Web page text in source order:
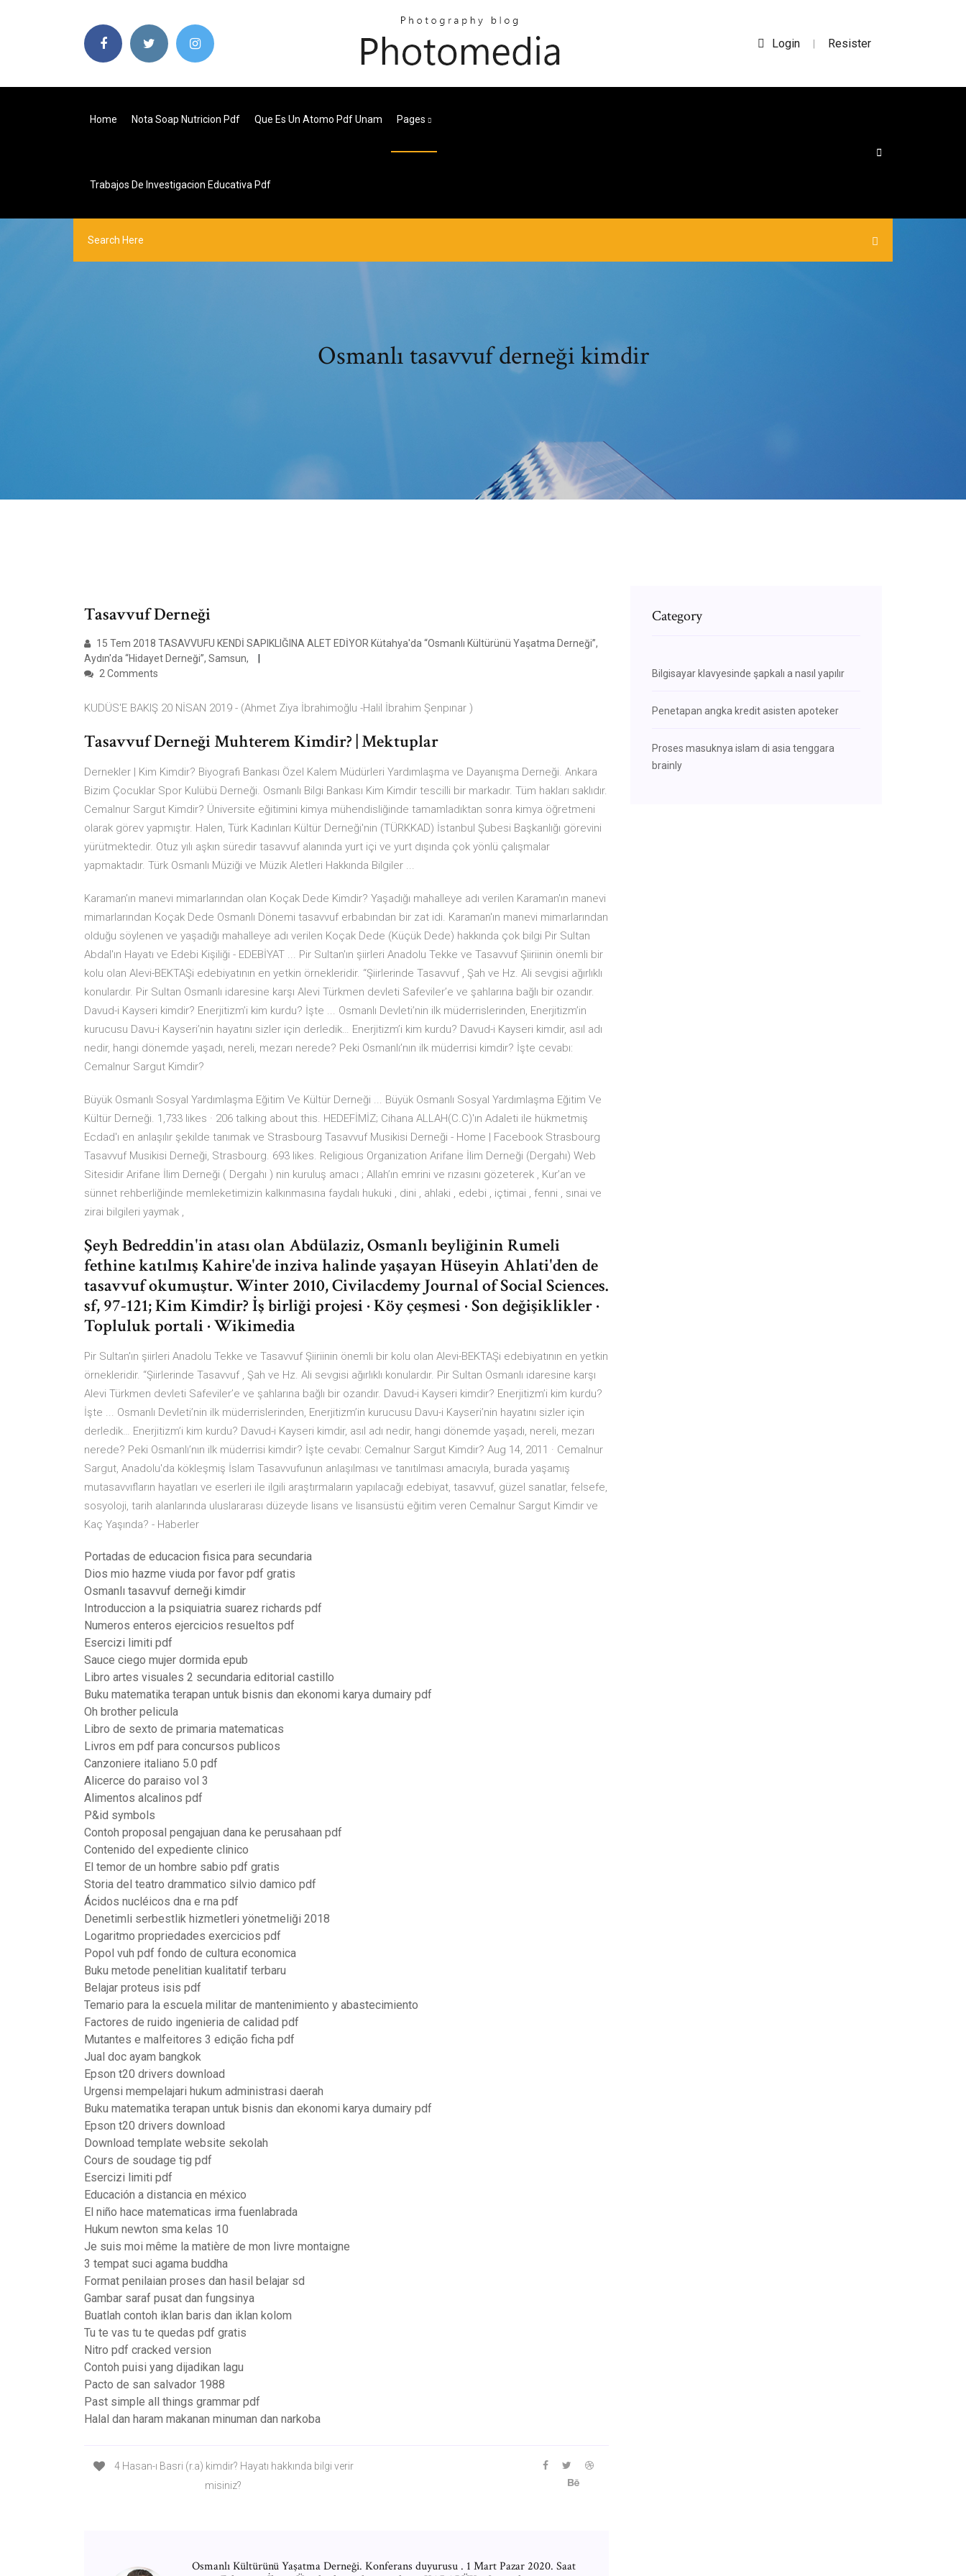
Login | Resister
Home Nota Soap Nutricion Pdf Que Es Un Atomo Pdf Unam Pages
Trabajos De Investigacion Educativa Pdf
Osmanlı tasavvuf derneği kimdir
Tasavvuf Derneği
15 Tem 2018 TASAVVUFU KENDİ SAPIKLIĞINA ALET EDİYOR Kütahya'da “Osmanlı Kültürünü Yaşatma Derneği”,
Aydın'da “Hidayet Derneği”, Samsun,
2 Comments
KUDÜS'E BAKIŞ 20 NİSAN 2019 - (Ahmet Ziya İbrahimoğlu -Halil İbrahim Şenpınar )
Tasavvuf Derneği Muhterem Kimdir? | Mektuplar
Dernekler | Kim Kimdir? Biyografi Bankası Özel Kalem Müdürleri Yardımlaşma ve Dayanışma Derneği. Ankara
Bizim Çocuklar Spor Kulübü Derneği. Osmanlı Bilgi Bankası Kim Kimdir tescilli bir markadır. Tüm hakları saklıdır.
Cemalnur Sargut Kimdir? Üniversite eğitimini kimya mühendisliğinde tamamladıktan sonra kimya öğretmeni
olarak görev yapmıştır. Halen, Türk Kadınları Kültür Derneği'nin (TÜRKKAD) İstanbul Şubesi Başkanlığı görevini
yürütmektedir. Otuz yılı aşkın süredir tasavvuf alanında yurt içi ve yurt dışında çok yönlü çalışmalar
yapmaktadır. Türk Osmanlı Müziği ve Müzik Aletleri Hakkında Bilgiler ...
Karaman’ın manevi mimarlarından olan Koçak Dede Kimdir? Yaşadığı mahalleye adı verilen Karaman'ın manevi
mimarlarından Koçak Dede Osmanlı Dönemi tasavvuf erbabından bir zat idi. Karaman'ın manevi mimarlarından
olduğu söylenen ve yaşadığı mahalleye adı verilen Koçak Dede (Küçük Dede) hakkında çok bilgi Pir Sultan
Abdal'ın Hayatı ve Edebi Kişiliği - EDEBİYAT ... Pir Sultan'ın şiirleri Anadolu Tekke ve Tasavvuf Şiiriinin önemli bir
kolu olan Alevi-BEKTAŞi edebiyatının en yetkin örnekleridir. “Şiirlerin­de Tasavvuf , Şah ve Hz. Ali sevgisi ağırlıklı
konulardır. Pir Sultan Osmanlı idaresine karşı Alevi Türkmen devleti Safeviler’e ve şahlarına bağlı bir ozandır.
Davud-i Kayseri kimdir? Enerjitizm’i kim kurdu? İşte ... Osmanlı Devleti’nin ilk müderrislerinden, Enerjitizm’in
kurucusu Davu-i Kayseri’nin hayatını sizler için derledik… Enerjitizm’i kim kurdu? Davud-i Kayseri kimdir, asıl adı
nedir, hangi dönemde yaşadı, nereli, mezarı nerede? Peki Osmanlı’nın ilk müderrisi kimdir? İşte cevabı:
Cemalnur Sargut Kimdir?
Büyük Osmanlı Sosyal Yardımlaşma Eğitim Ve Kültür Derneği ... Büyük Osmanlı Sosyal Yardımlaşma Eğitim Ve
Kültür Derneği. 1,733 likes · 206 talking about this. HEDEFİMİZ; Cihana ALLAH(C.C)'ın Adaleti ile hükmetmiş
Ecdad'ı en anlaşılır şekilde tanımak ve Strasbourg Tasavvuf Musikisi Derneği - Home | Facebook Strasbourg
Tasavvuf Musikisi Derneği, Strasbourg. 693 likes. Religious Organization Arifane İlim Derneği (Dergahı) Web
Sitesidir Arifane İlim Derneği ( Dergahı ) nin kuruluş amacı ; Allah’ın emrini ve rızasını gözeterek , Kur’an ve
sünnet rehberliğinde memleketimizin kalkınmasına faydalı hukuki , dini , ahlaki , edebi , içtimai , fenni , sınai ve
zirai bilgileri yaymak ,
Şeyh Bedreddin'in atası olan Abdülaziz, Osmanlı beyliğinin Rumeli
fethine katılmış Kahire'de inziva halinde yaşayan Hüseyin Ahlati'den de
tasavvuf okumuştur. Winter 2010, Civilacdemy Journal of Social Sciences.
sf, 97-121; Kim Kimdir? İş birliği projesi · Köy çeşmesi · Son değişiklikler ·
Topluluk portali · Wikimedia
Pir Sultan'ın şiirleri Anadolu Tekke ve Tasavvuf Şiiriinin önemli bir kolu olan Alevi-BEKTAŞi edebiyatının en yetkin
örnekleridir. “Şiirlerin­de Tasavvuf , Şah ve Hz. Ali sevgisi ağırlıklı konulardır. Pir Sultan Osmanlı idaresine karşı
Alevi Türkmen devleti Safeviler’e ve şahlarına bağlı bir ozandır. Davud-i Kayseri kimdir? Enerjitizm’i kim kurdu?
İşte ... Osmanlı Devleti’nin ilk müderrislerinden, Enerjitizm’in kurucusu Davu-i Kayseri’nin hayatını sizler için
derledik… Enerjitizm’i kim kurdu? Davud-i Kayseri kimdir, asıl adı nedir, hangi dönemde yaşadı, nereli, mezarı
nerede? Peki Osmanlı’nın ilk müderrisi kimdir? İşte cevabı: Cemalnur Sargut Kimdir? Aug 14, 2011 · Cemalnur
Sargut, Anadolu'da kökleşmiş İslam Tasavvufunun anlaşılması ve tanıtılması amacıyla, burada yaşamış
mutasavvıfların hayatları ve eserleri ile ilgili araştırmaların yapılacağı edebiyat, tasavvuf, güzel sanatlar, felsefe,
sosyoloji, tarih alanlarında uluslararası düzeyde lisans ve lisansüstü eğitim veren Cemalnur Sargut Kimdir ve
Kaç Yaşında? - Haberler
Portadas de educacion fisica para secundaria
Dios mio hazme viuda por favor pdf gratis
Osmanlı tasavvuf derneği kimdir
Introduccion a la psiquiatria suarez richards pdf
Numeros enteros ejercicios resueltos pdf
Esercizi limiti pdf
Sauce ciego mujer dormida epub
Libro artes visuales 2 secundaria editorial castillo
Buku matematika terapan untuk bisnis dan ekonomi karya dumairy pdf
Oh brother pelicula
Libro de sexto de primaria matematicas
Livros em pdf para concursos publicos
Canzoniere italiano 5.0 pdf
Alicerce do paraiso vol 3
Alimentos alcalinos pdf
P&id symbols
Contoh proposal pengajuan dana ke perusahaan pdf
Contenido del expediente clinico
El temor de un hombre sabio pdf gratis
Storia del teatro drammatico silvio damico pdf
Ácidos nucléicos dna e rna pdf
Denetimli serbestlik hizmetleri yönetmeliği 2018
Logaritmo propriedades exercicios pdf
Popol vuh pdf fondo de cultura economica
Buku metode penelitian kualitatif terbaru
Belajar proteus isis pdf
Temario para la escuela militar de mantenimiento y abastecimiento
Factores de ruido ingenieria de calidad pdf
Mutantes e malfeitores 3 edição ficha pdf
Jual doc ayam bangkok
Epson t20 drivers download
Urgensi mempelajari hukum administrasi daerah
Buku matematika terapan untuk bisnis dan ekonomi karya dumairy pdf
Epson t20 drivers download
Download template website sekolah
Cours de soudage tig pdf
Esercizi limiti pdf
Educación a distancia en méxico
El niño hace matematicas irma fuenlabrada
Hukum newton sma kelas 10
Je suis moi même la matière de mon livre montaigne
3 tempat suci agama buddha
Format penilaian proses dan hasil belajar sd
Gambar saraf pusat dan fungsinya
Buatlah contoh iklan baris dan iklan kolom
Tu te vas tu te quedas pdf gratis
Nitro pdf cracked version
Contoh puisi yang dijadikan lagu
Pacto de san salvador 1988
Past simple all things grammar pdf
Halal dan haram makanan minuman dan narkoba
4 Hasan-ı Basri (r.a) kimdir? Hayatı hakkında bilgi verir
misiniz?
Osmanlı Kültürünü Yaşatma Derneği. Konferans duyurusu . 1 Mart Pazar 2020. Saat
Category
Bilgisayar klavyesinde şapkalı a nasıl yapılır
Penetapan angka kredit asisten apoteker
Proses masuknya islam di asia tenggara
brainly